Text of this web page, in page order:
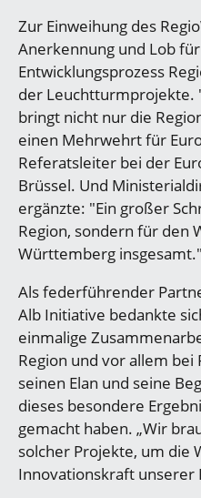
Zur Einweihung des
Anerkennung und Lob
Entwicklungsprozess
der Leuchtturmprojekte.
bringt nicht nur die
einen Mehrwehrt für
Referatsleiter bei der
Brüssel. Und
ergänzte: "Ein großer
Region, sondern für den
Württemberg insgesamt."
Als federführender
Alb Initiative bedankte
einmalige
Region und vor allem
seinen Elan und seine
dieses besondere
gemacht haben. „Wir
solcher Projekte, um die
Innovationskraft unserer